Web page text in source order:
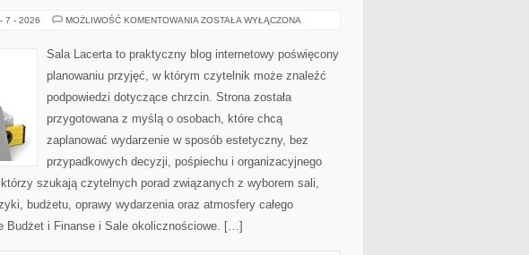
7 - 2026 MOŻLIWOŚĆ KOMENTOWANIA SALE
ZOSTAŁA WYŁĄCZONA
Sala Lacerta to praktyczny blog internetowy poświęcony
planowaniu przyjęć, w którym czytelnik może znaleźć
podpowiedzi dotyczące chrzcin. Strona została
przygotowana z myślą o osobach, które chcą
zaplanować wydarzenie w sposób estetyczny, bez
przypadkowych decyzji, pośpiechu i organizacyjnego
szukają czytelnych porad związanych z wyborem sali,
budżetu, oprawy wydarzenia oraz atmosfery całego
Budżet i Finanse i Sale okolicznościowe. […]